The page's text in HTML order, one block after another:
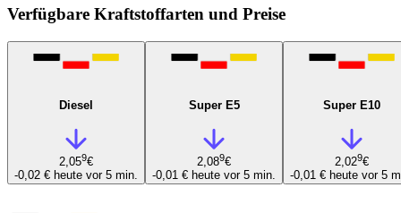
Verfügbare Kraftstoffarten und Preise
Diesel
2,059€
-0,02 € heute vor 5 min.
Super E5
2,089€
-0,01 € heute vor 5 min.
Super E10
2,029€
-0,01 € heute vor 5